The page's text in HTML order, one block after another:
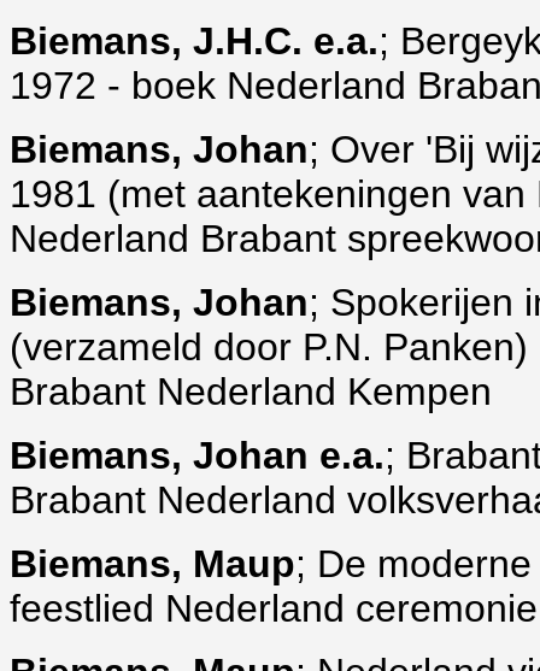
Biemans, J.H.C. e.a.;
1972 - boek Nederland
Biemans, Johan; Over 'Bij
1981 (met aantekeningen
Nederland Brabant
Biemans, Johan; Spokerijen
(verzameld door P.N.
Brabant Nederland Kempen
Biemans, Johan e.a.;
Brabant Nederland
Biemans, Maup; De
feestlied Nederland